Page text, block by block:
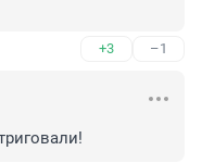
+3 –1